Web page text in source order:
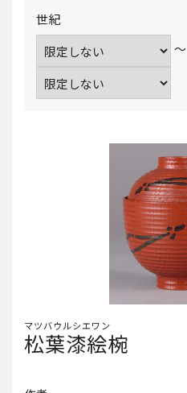
世紀
～
マツバウルシエワン
松葉漆絵椀